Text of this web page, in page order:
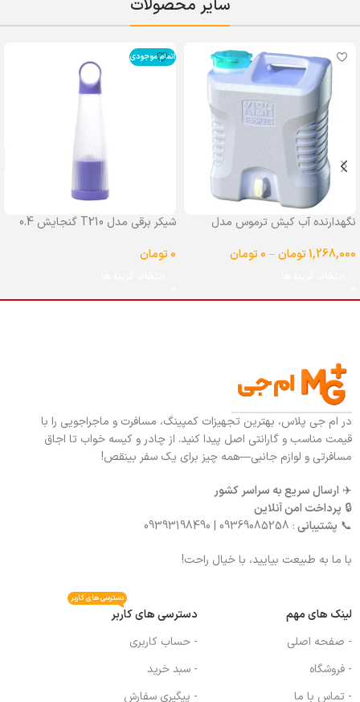
سایر محصولات
نگهدارنده آب کیش ترموس مدل
1,268,000تومان–
0تومان
اتمام موجودی
شیکر برقی مدل T210 گنجایش 0.4
0تومان
در ام جی پلاس، بهترین تجهیزات کمپینگ، مسافرت و ماجراجویی را با
قیمت مناسب و گارانتی اصل پیدا کنید. از چادر و کیسه خواب تا اجاق
مسافرتی و لوازم جانبی—همه چیز برای یک سفر بینقص!
✈️ ارسال سریع به سراسر کشور
🔒 پرداخت امن آنلاین
📞 پشتیبانی: 09369085258 | 09393198490
با ما به طبیعت بیایید، با خیال راحت!
لینک های مهم
- صفحه اصلی
- فروشگاه
- تماس با ما
دسترسی های کاربر
دسترسی های کاربر
- حساب کاربری
- سبد خرید
- پیگیری سفارش